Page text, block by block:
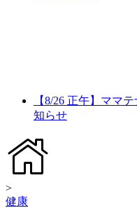
【8/26 正午】ママ
知らせ
>
健康